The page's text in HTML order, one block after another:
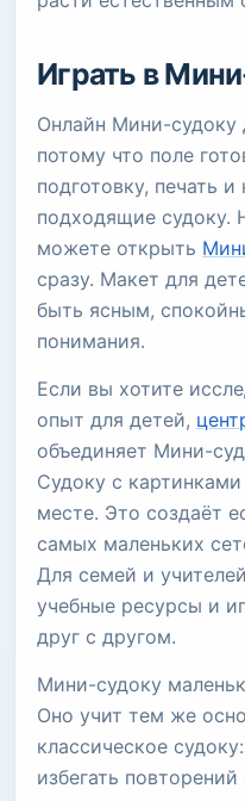
Играть в
Онлайн Мини-судоку
потому что поле
подготовку, печать
подходящие судоку.
можете открыть
сразу. Макет для
быть ясным,
понимания.
Если вы хотите
опыт для детей,
объединяет Мини-
Судоку с
месте. Это создаёт
самых маленьких
Для семей и
учебные ресурсы и
друг с другом.
Мини-судоку
Оно учит тем же
классическое
избегать